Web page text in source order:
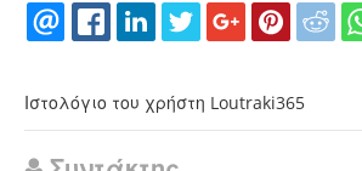
Ιστολόγιο του χρήστη Loutraki365